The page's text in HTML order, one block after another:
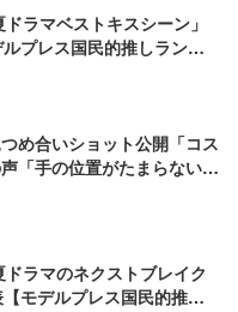
ラマベストキスシーン」
プレス国民的推しランキ
め合いショット公開「コス
「手の位置がたまらない」
ラマのネクストブレイク
モデルプレス国民的推し